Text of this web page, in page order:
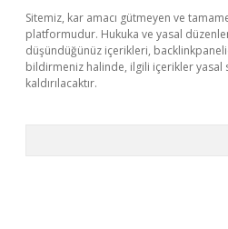
Sitemiz, kar amacı gütmeyen ve
platformudur. Hukuka ve yasal
düşündüğünüz içerikleri,
bildirmeniz halinde, ilgili içerikler yasal
kaldırılacaktır.